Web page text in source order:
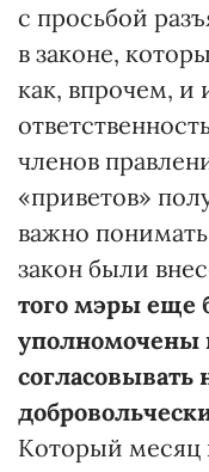
с просьбой
в законе,
как, впрочем, и
членов
«приветов»
важно
закон были
того мэры еще
уполномочены
согласовывать
Который месяц